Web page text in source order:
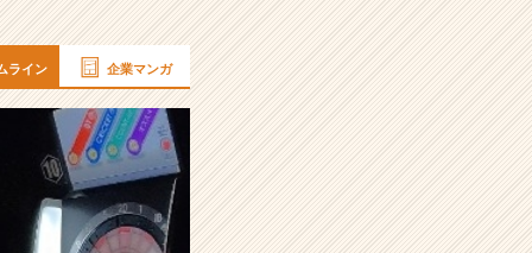
ライン 企業マンガ